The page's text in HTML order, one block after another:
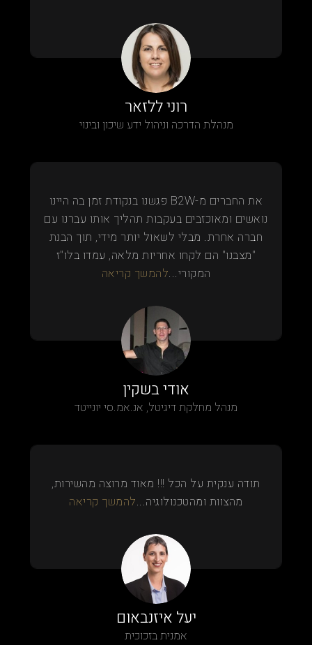
רוני ללזאר
מנהלת הדרכה וניהול ידע שיכון ובינוי
את החברים מ-B2W פגשנו בנקודת זמן בה היינו
נואשים ומאוכזבים בעקבות תהליך אותו עברנו עם
חברה אחרת. מבלי לשאול יותר מידי, תוך הבנת
"מצבנו" הם לקחו אחריות מלאה, עמדו בלו"ז
המקורי...להמשך קריאה
אודי בשקין
מנהל מחלקת דיגיטל, אנ.אמ.סי יונייטד
תודה ענקית על הכל !!! מאוד מרוצה מהשירות,
מהצוות ומהטכנולוגיה...להמשך קריאה
יעל איזנבאום
אמנית בזכוכית